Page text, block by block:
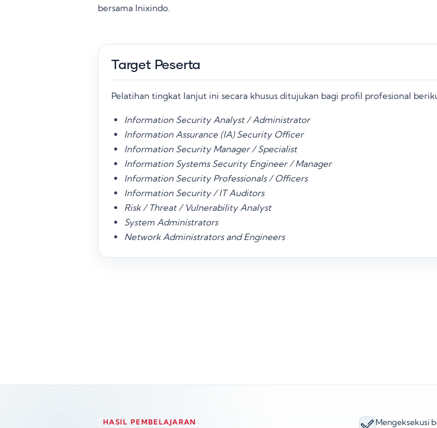
bersama Inixindo.
Target Peserta
Pelatihan tingkat lanjut ini secara khusus ditujukan bagi profil profesional
Information Security Analyst / Administrator
Information Assurance (IA) Security Officer
Information Security Manager / Specialist
Information Systems Security Engineer / Manager
Information Security Professionals / Officers
Information Security / IT Auditors
Risk / Threat / Vulnerability Analyst
System Administrators
Network Administrators and Engineers
HASIL PEMBELAJARAN
Mengeksekusi